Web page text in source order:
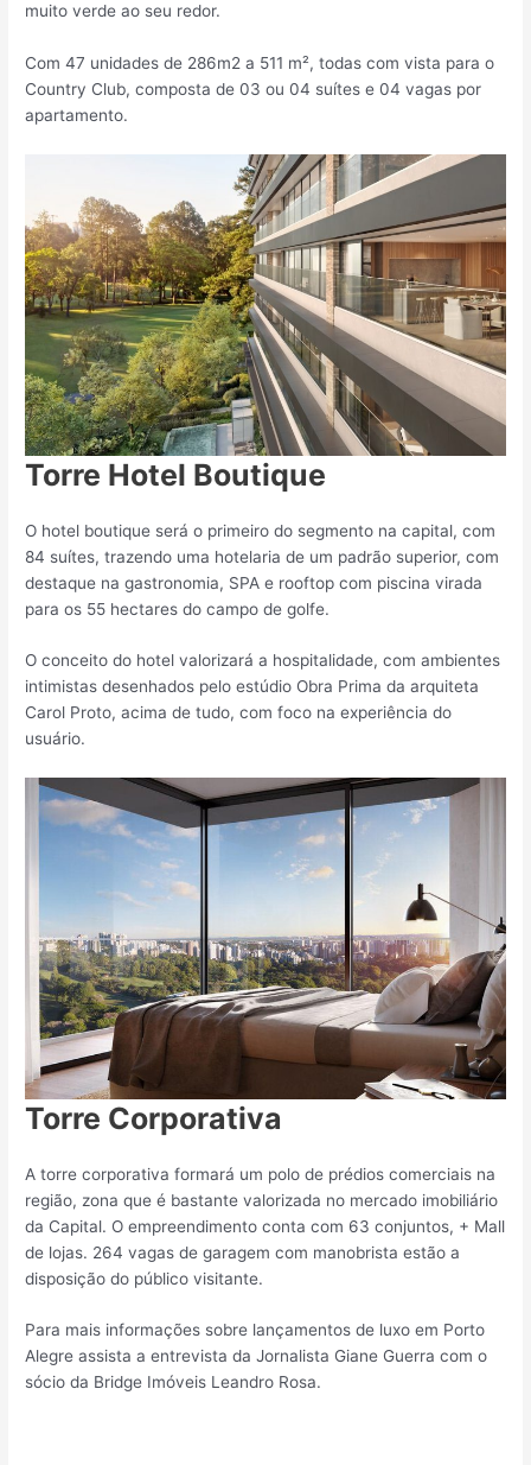
muito verde ao seu redor.
Com 47 unidades de 286m2 a 511 m², todas com vista para o
Country Club, composta de 03 ou 04 suítes e 04 vagas por
apartamento.
Torre Hotel Boutique
O hotel boutique será o primeiro do segmento na capital, com
84 suítes, trazendo uma hotelaria de um padrão superior, com
destaque na gastronomia, SPA e rooftop com piscina virada
para os 55 hectares do campo de golfe.
O conceito do hotel valorizará a hospitalidade, com ambientes
intimistas desenhados pelo estúdio Obra Prima da arquiteta
Carol Proto, acima de tudo, com foco na experiência do
usuário.
Torre Corporativa
A torre corporativa formará um polo de prédios comerciais na
região, zona que é bastante valorizada no mercado imobiliário
da Capital. O empreendimento conta com 63 conjuntos, + Mall
de lojas. 264 vagas de garagem com manobrista estão a
disposição do público visitante.
Para mais informações sobre lançamentos de luxo em Porto
Alegre assista a entrevista da Jornalista Giane Guerra com o
sócio da Bridge Imóveis Leandro Rosa.